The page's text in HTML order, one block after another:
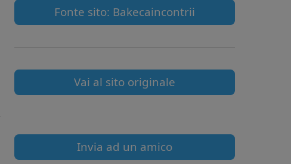
Fonte sito: Bakecaincontrii
Vai al sito originale
Invia ad un amico